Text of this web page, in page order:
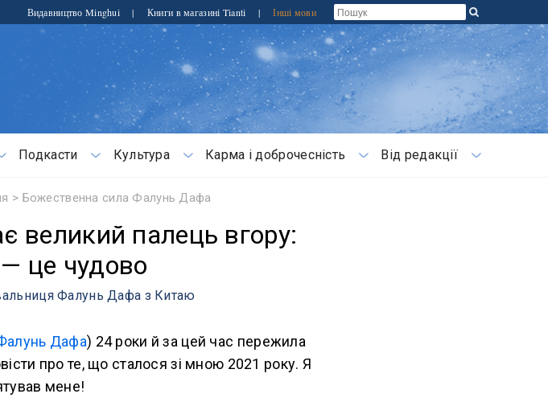
Видавництво Minghui | Книги в магазині Tianti | Інші мови
Подкасти Культура Карма і доброчесність Від редакції
> Божественна сила Фалунь Дафа
великий палець вгору:
це чудово
Фалунь Дафа з Китаю
Дафа) 24 роки й за цей час пережила
про те, що сталося зі мною 2021 року. Я
мене!